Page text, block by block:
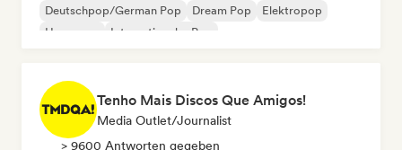
Deutschpop/German Pop Dream Pop
Elektropop
Hyperpop
Internationaler Pop
Tenho Mais Discos Que Amigos!
Media Outlet/Journalist
> 9600 Antworten gegeben